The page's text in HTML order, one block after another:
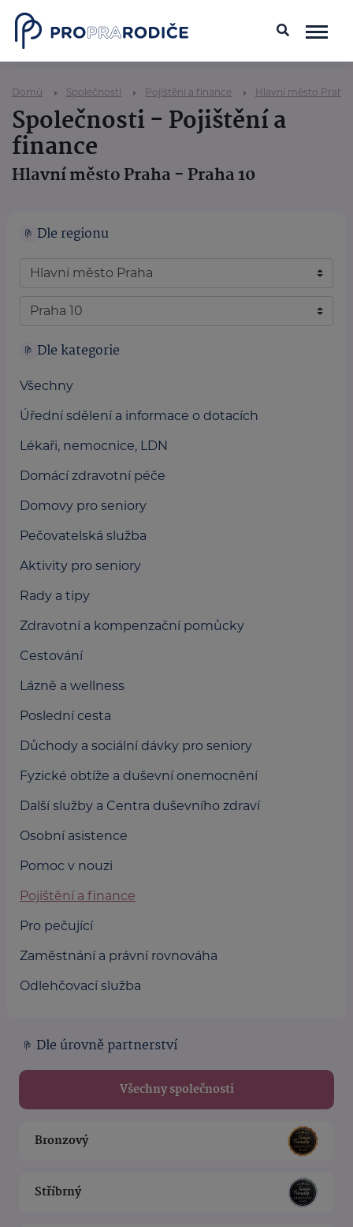
Domů Společnosti Pojištění a finance Hlavní město Praha
Společnosti - Pojištění a
finance
Hlavní město Praha - Praha 10
Dle regionu
Dle kategorie
Všechny
Úřední sdělení a informace o dotacích
Lékaři, nemocnice, LDN
Domácí zdravotní péče
Domovy pro seniory
Pečovatelská služba
Aktivity pro seniory
Rady a tipy
Zdravotní a kompenzační pomůcky
Cestování
Lázně a wellness
Poslední cesta
Důchody a sociální dávky pro seniory
Fyzické obtíže a duševní onemocnění
Další služby a Centra duševního zdraví
Osobní asistence
Pomoc v nouzi
Pojištění a finance
Pro pečující
Zaměstnání a právní rovnováha
Odlehčovací služba
Dle úrovně partnerství
Všechny společnosti
Bronzový
Stříbrný